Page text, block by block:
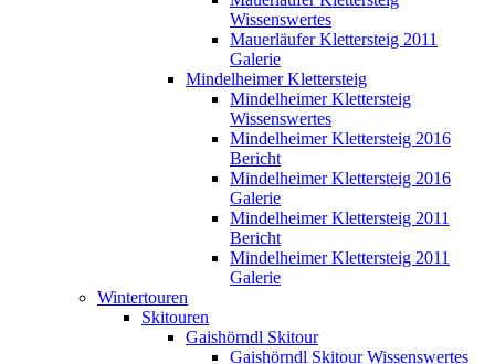
Wissenswertes
Mauerläufer Klettersteig 2011
Galerie
Mindelheimer Klettersteig
Mindelheimer Klettersteig
Wissenswertes
Mindelheimer Klettersteig 2016
Bericht
Mindelheimer Klettersteig 2016
Galerie
Mindelheimer Klettersteig 2011
Bericht
Mindelheimer Klettersteig 2011
Galerie
Wintertouren
Skitouren
Gaishörndl Skitour
Gaishörndl Skitour Wissenswertes